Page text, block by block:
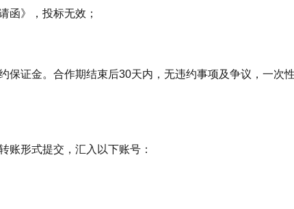
函》，投标无效；
保证金。合作期结束后30天内，无违约事项及争议，一
账形式提交，汇入以下账号：